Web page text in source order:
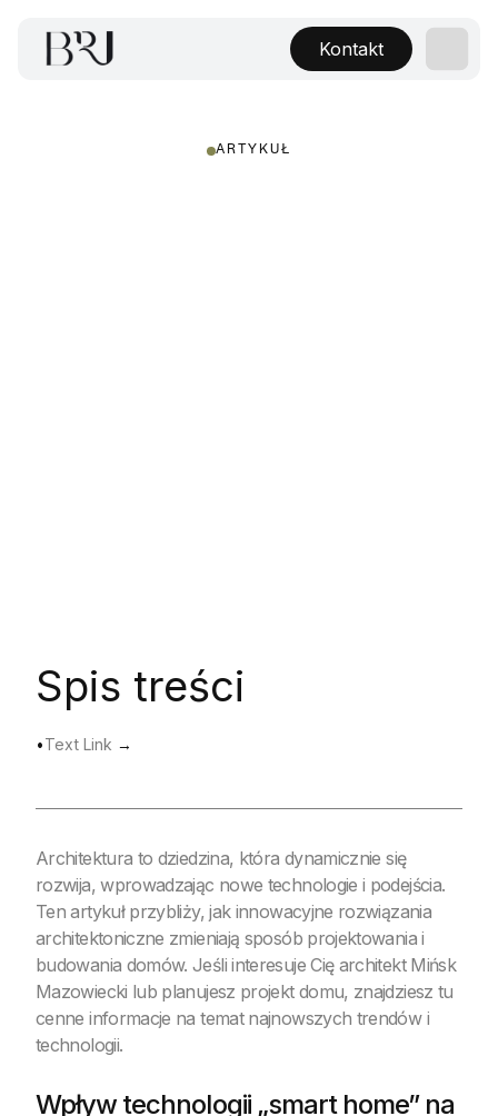
Kontakt
ARTYKUŁ
Spis treści
•Text Link →
Architektura to dziedzina, która dynamicznie się
rozwija, wprowadzając nowe technologie i podejścia.
Ten artykuł przybliży, jak innowacyjne rozwiązania
architektoniczne zmieniają sposób projektowania i
budowania domów. Jeśli interesuje Cię architekt Mińsk
Mazowiecki lub planujesz projekt domu, znajdziesz tu
cenne informacje na temat najnowszych trendów i
technologii.
Wpływ technologii „smart home” na